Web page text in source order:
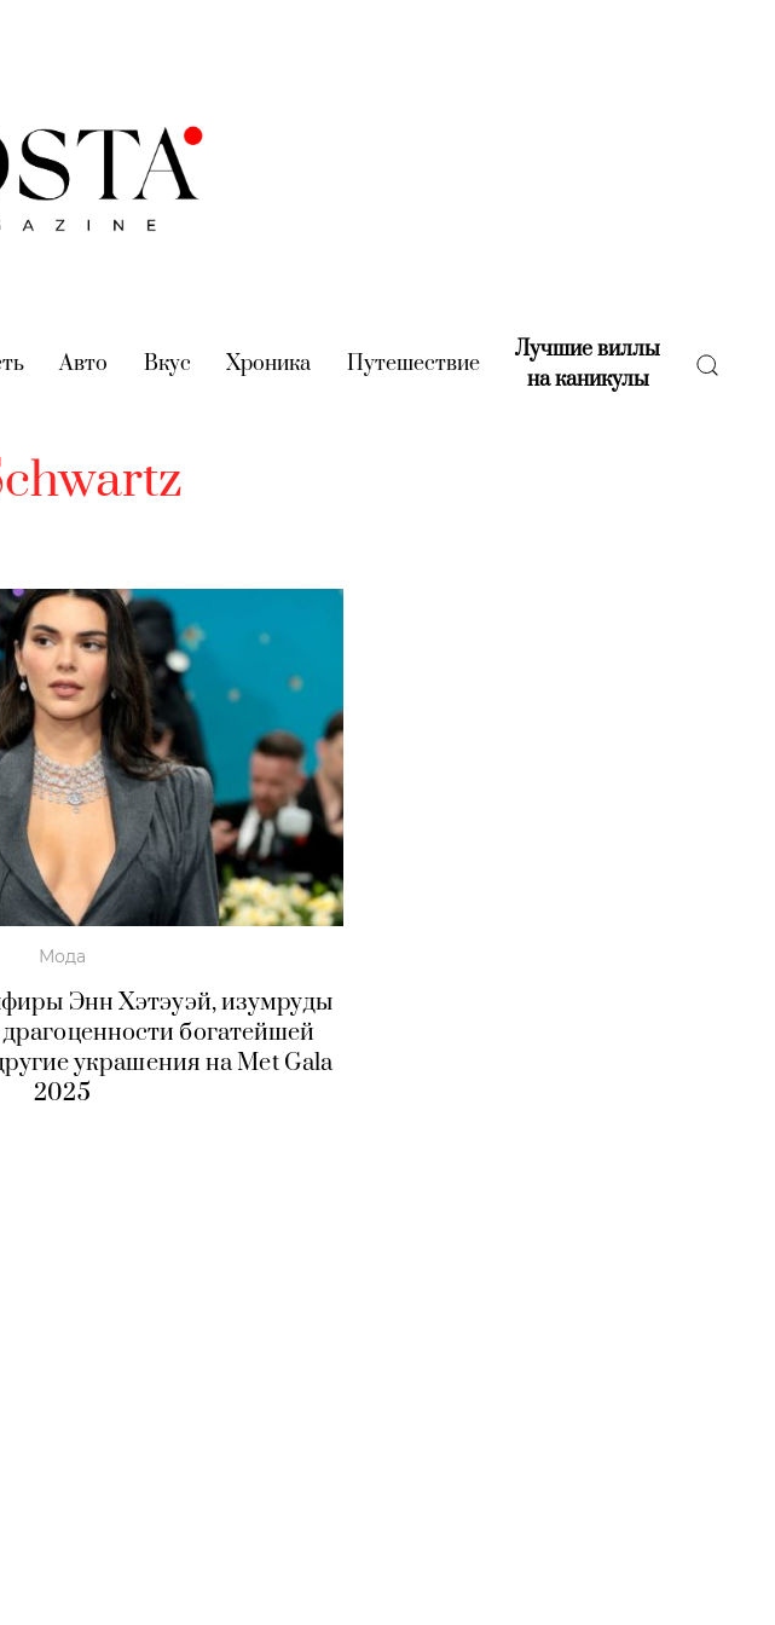
(current)
Авто (current)
Вкус (current)
Хроника (current)
Путешествие(current)
Лучшие виллы
на каникулы(current)
Мода
Энн Хэтэуэй, изумруды
богатейшей
украшения на Met Gala
2025